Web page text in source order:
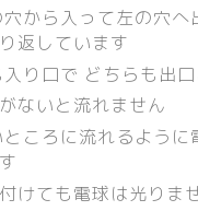
から入って左の穴
返しています
り口で どちらも出
ないと流れません
ころに流れるよう
けても電球は光りま